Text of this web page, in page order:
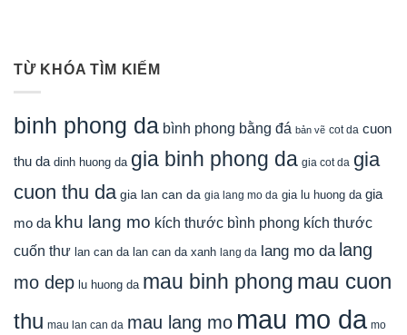
TỪ KHÓA TÌM KIẾM
binh phong da bình phong bằng đá bản vẽ cot da cuon
thu da dinh huong da gia binh phong da gia cot da gia
cuon thu da gia lan can da gia lang mo da gia lu huong da gia
mo da khu lang mo kích thước bình phong kích thước
cuốn thư lan can da lan can da xanh lang da lang mo da lang
mo dep lu huong da mau binh phong mau cuon
thu mau lan can da mau lang mo mau mo da mo